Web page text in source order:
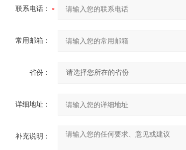
联系电话：
常用邮箱：
省份：
详细地址：
补充说明：